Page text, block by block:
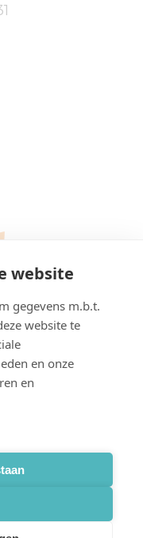
website
gegevens m.b.t.
website te
en onze
en